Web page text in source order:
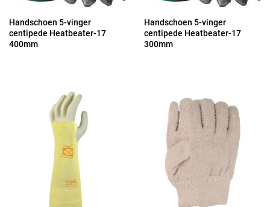
Handschoen 5-vinger
centipede Heatbeater-17
400mm
Handschoen 5-vinger
centipede Heatbeater-17
300mm